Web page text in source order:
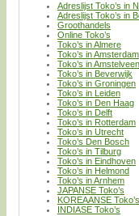
Adreslijst Toko’s in
Adreslijst Toko’s in
Groothandels
Online Toko’s
Toko’s in Almere
Toko’s in Amsterdam
Toko’s in Amstelveen
Toko’s in Beverwijk
Toko’s in Groningen
Toko’s in Leiden
Toko’s in Den Haag
Toko’s in Delft
Toko’s in Rotterdam
Toko’s in Utrecht
Toko’s Den Bosch
Toko’s in Tilburg
Toko’s in Eindhoven
Toko’s in Helmond
Toko’s in Arnhem
JAPANSE Toko’s
KOREAANSE Toko’s
INDIASE Toko’s